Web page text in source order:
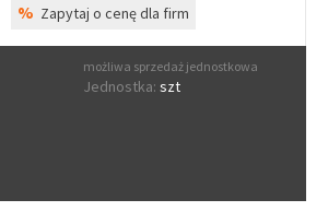
% Zapytaj o cenę dla firm
możliwa sprzedaż jednostkowa
Jednostka: szt